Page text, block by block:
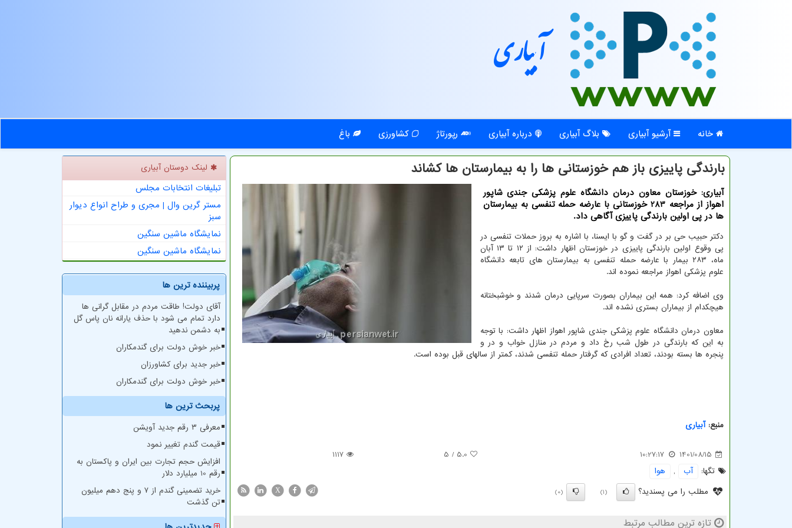
آبیاری
خانه آرشیو آبیاری بلاگ آبیاری درباره آبیاری رپورتاژ کشاورزی باغ
بارندگی پاییزی باز هم خوزستانی ها را به بیمارستان ها کشاند
آبیاری: خوزستان معاون درمان دانشگاه علوم پزشکی جندی شاپور
اهواز از مراجعه 283 خوزستانی با عارضه حمله تنفسی به بیمارستان
ها در پی اولین بارندگی پاییزی آگاهی داد.
دکتر حبیب حی بر در گفت و گو با ایسنا، با اشاره به بروز حملات تنفسی در
پی وقوع اولین بارندگی پاییزی در خوزستان اظهار داشت: از ۱۲ تا ۱۳ آبان
ماه، ۲۸۳ بیمار با عارضه حمله تنفسی به بیمارستان های تابعه دانشگاه
علوم پزشکی اهواز مراجعه نموده اند.
وی اضافه کرد: همه این بیماران بصورت سرپایی درمان شدند و خوشبختانه
هیچکدام از بیماران بستری نشده اند.
معاون درمان دانشگاه علوم پزشکی جندی شاپور اهواز اظهار داشت: با توجه
به این که بارندگی در طول شب رخ داد و مردم در منازل خواب و در و
پنجره ها بسته بودند، تعداد افرادی که گرفتار حمله تنفسی شدند، کمتر از سالهای قبل بوده است.
منبع:آبیاری
1401/08/15
10:27:17
5.0
/ 5
1117
تگها:
آب ,
هوا
مطلب را می پسندید؟
(1)
(0)
X
تازه ترین مطالب مرتبط
لینک دوستان آبیاری
تبلیغات انتخابات مجلس
مستر گرین وال | مجری و طراح انواع دیوار
سبز
نمایشگاه ماشین سنگین
نمایشگاه ماشین سنگین
پربیننده ترین ها
آقای دولت! طاقت مردم در مقابل گرانی ها
دارد تمام می شود با حذف یارانه نان پاس گل
به دشمن ندهید
خبر خوش دولت برای گندمکاران
خبر جدید برای کشاورزان
خبر خوش دولت برای گندمکاران
پربحث ترین ها
معرفی ۳ رقم جدید آویشن
قیمت گندم تغییر نمود
افزایش حجم تجارت بین ایران و پاکستان به
رقم 10 میلیارد دلار
خرید تضمینی گندم از ۷ و پنج دهم میلیون
تن گذشت